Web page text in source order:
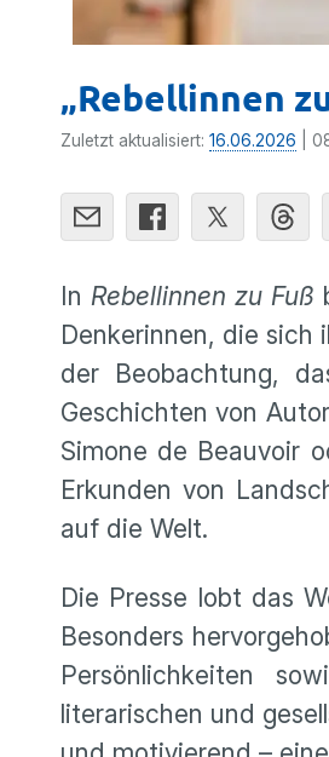
„Rebellinnen
Zuletzt aktualisiert: 16.06.2026 |
In Rebellinnen zu Fuß
Denkerinnen, die sich
der Beobachtung,
Geschichten von
Simone de Beauvoir
Erkunden von
auf die Welt.
Die Presse lobt das
Besonders
Persönlichkeiten
literarischen und